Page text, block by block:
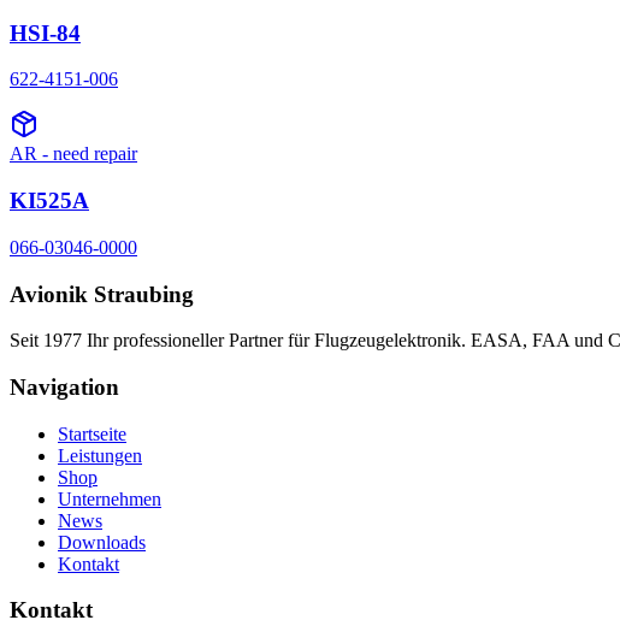
HSI-84
622-4151-006
AR - need repair
KI525A
066-03046-0000
Avionik Straubing
Seit 1977 Ihr professioneller Partner für Flugzeugelektronik. EASA, FAA und
Navigation
Startseite
Leistungen
Shop
Unternehmen
News
Downloads
Kontakt
Kontakt